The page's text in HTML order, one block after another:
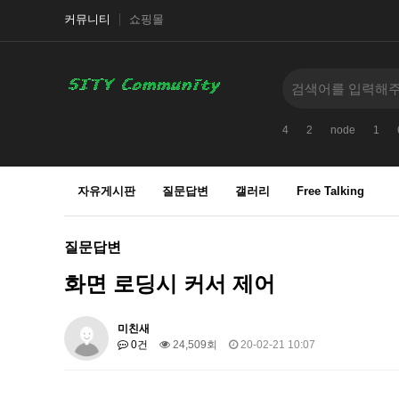
커뮤니티 쇼핑몰
4 2 node 1
자유게시판 질문답변 갤러리 Free Talking
질문답변
화면 로딩시 커서 제어
미친새
0건
24,509회 20-02-21 10:07